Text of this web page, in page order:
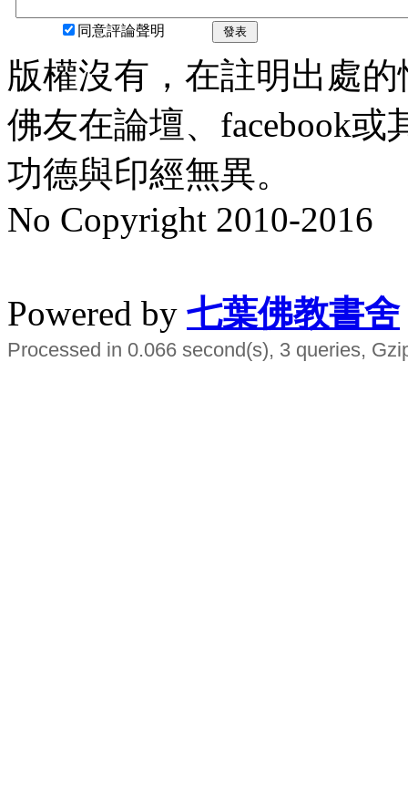
同意評論聲明 發表
版權沒有，在註明出處
佛友在論壇、facebook
功德與印經無異。
No Copyright 2010-2016
Powered by 七葉佛教書舍
Processed in 0.066 second(s), 3 queries,